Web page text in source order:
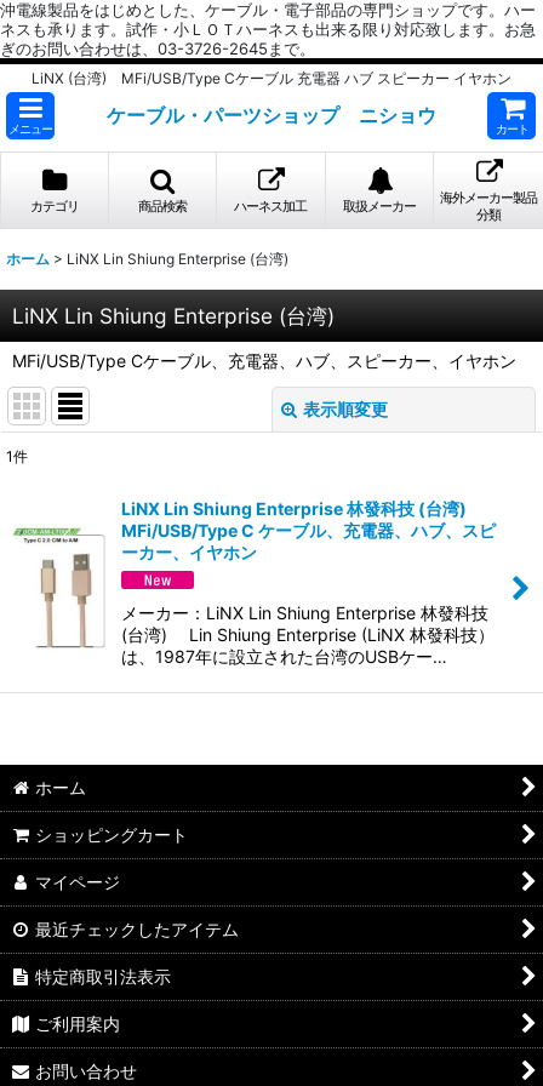
沖電線製品をはじめとした、ケーブル・電子部品の専門ショップです。ハー
ネスも承ります。試作・小ＬＯＴハーネスも出来る限り対応致します。お急
ぎのお問い合わせは、03-3726-2645まで。
LiNX (台湾) MFi/USB/Type Cケーブル 充電器 ハブ スピーカー イヤホン
メニュー
ケーブル・パーツショップ ニショウ
カート
カテゴリ 商品検索 ハーネス加工 取扱メーカー
海外メーカー製品
分類
ホーム > LiNX Lin Shiung Enterprise (台湾)
LiNX Lin Shiung Enterprise (台湾)
MFi/USB/Type Cケーブル、充電器、ハブ、スピーカー、イヤホン
表示順変更
並び順:
絞り込む
1件
LiNX Lin Shiung Enterprise 林發科技 (台湾)
MFi/USB/Type C ケーブル、充電器、ハブ、スピ
ーカー、イヤホン
メーカー：LiNX Lin Shiung Enterprise 林發科技
(台湾) Lin Shiung Enterprise (LiNX 林發科技）
は、1987年に設立された台湾のUSBケー…
ホーム
ショッピングカート
マイページ
最近チェックしたアイテム
特定商取引法表示
ご利用案内
お問い合わせ